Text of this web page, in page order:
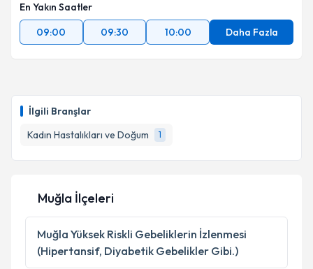
İlgili Branşlar
Kadın Hastalıkları ve Doğum
1
En Yakın Saatler
09:00
09:30 10:00 Daha Fazla
Muğla İlçeleri
Muğla Yüksek Riskli Gebeliklerin İzlenmesi
(Hipertansif, Diyabetik Gebelikler Gibi.)